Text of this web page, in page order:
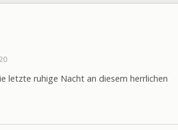
letzte ruhige Nacht an diesem herrlichen